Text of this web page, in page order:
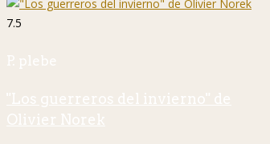
7.5
P. plebe
"Los guerreros del invierno" de
Olivier Norek